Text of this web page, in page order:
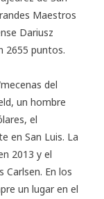
Maestros
Dariusz
2655 puntos.
del
un hombre
el
en San Luis. La
2013 y el
Carlsen. En los
un lugar en el